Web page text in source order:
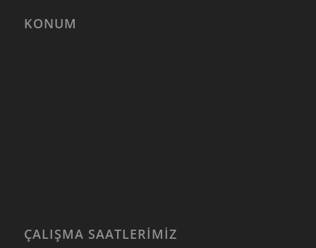
KONUM
ÇALIŞMA SAATLERIMIZ